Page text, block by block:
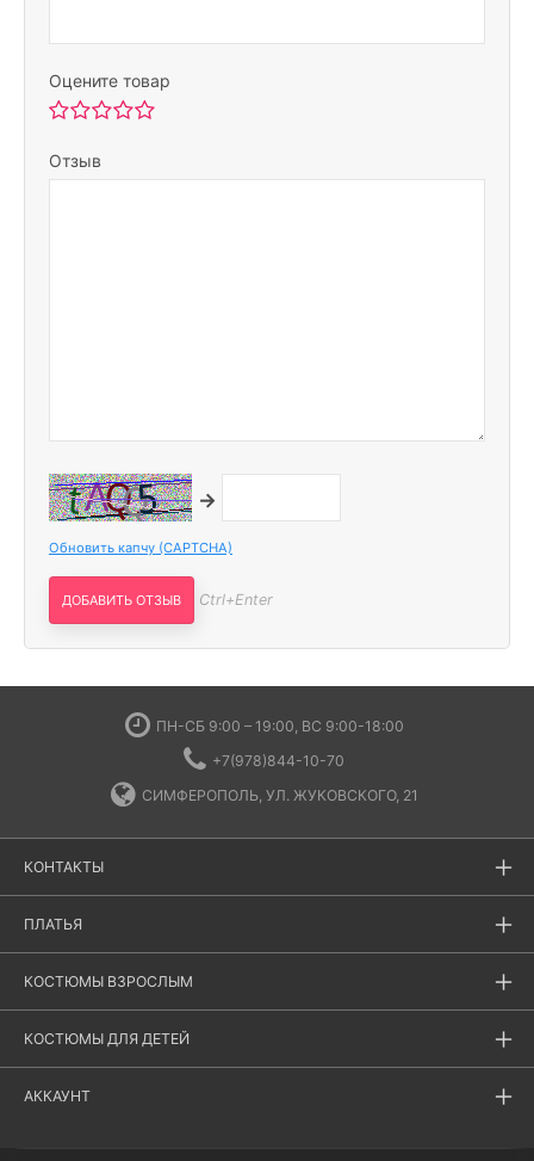
Оцените товар
Отзыв
→
Обновить капчу (CAPTCHA)
Ctrl+Enter
ПН-СБ 9:00 – 19:00, ВС 9:00-18:00
+7(978)844-10-70
СИМФЕРОПОЛЬ, УЛ. ЖУКОВСКОГО, 21
КОНТАКТЫ
ПЛАТЬЯ
КОСТЮМЫ ВЗРОСЛЫМ
КОСТЮМЫ ДЛЯ ДЕТЕЙ
АККАУНТ